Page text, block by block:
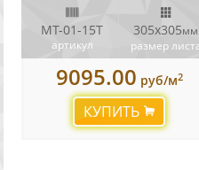
MT-01-15T
артикул
305x305мм
размер
9095.00 руб/м2
КУПИТЬ